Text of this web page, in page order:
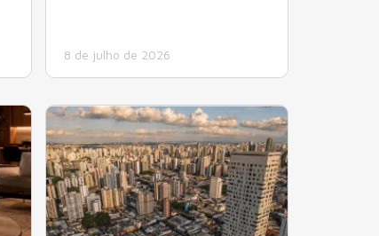
8 de julho de 2026